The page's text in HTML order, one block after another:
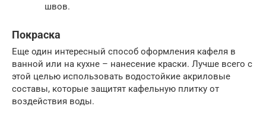
швов.
Покраска
Еще один интересный способ оформления кафеля в
ванной или на кухне – нанесение краски. Лучше всего с
этой целью использовать водостойкие акриловые
составы, которые защитят кафельную плитку от
воздействия воды.